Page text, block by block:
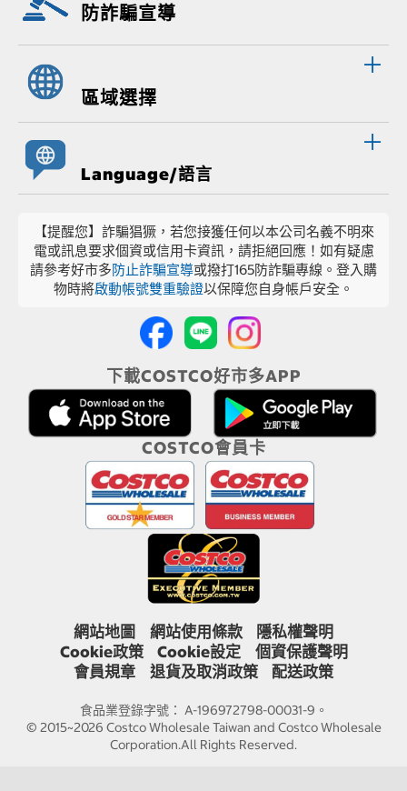
防詐騙宣導
區域選擇
Language/語言
【提醒您】詐騙猖獗，若您接獲任何以本公司名義不明來
電或訊息要求個資或信用卡資訊，請拒絕回應！如有疑慮
請參考好市多防止詐騙宣導或撥打165防詐騙專線。登入購
物時將啟動帳號雙重驗證以保障您自身帳戶安全。
下載COSTCO好市多APP
COSTCO會員卡
網站地圖 網站使用條款
隱私權聲明
Cookie政策
Cookie設定
個資保護聲明
會員規章
退貨及取消政策 配送政策
食品業登錄字號： A-196972798-00031-9。
© 2015~2026 Costco Wholesale Taiwan and Costco Wholesale
Corporation.All Rights Reserved.